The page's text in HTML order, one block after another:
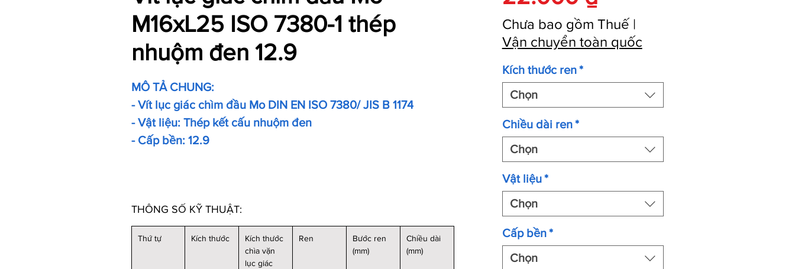
M16xL25 ISO 7380-1 thép
nhuộm đen 12.9
MÔ TẢ CHUNG:
- Vít lục giác chìm đầu Mo DIN EN ISO 7380/ JIS B 1174
- Vật liệu: Thép kết cấu nhuộm đen
- Cấp bền: 12.9
THÔNG SỐ KỸ THUẬT:
Thứ tự Kích thước
Kích thước
chìa vặn
lục giác
Ren
Bước ren
(mm)
Chiều dài
(mm)
Chưa bao gồm Thuế|
Vận chuyển toàn quốc
Kích thước ren*
Chọn
Chiều dài ren*
Chọn
Vật liệu*
Chọn
Cấp bền*
Chọn